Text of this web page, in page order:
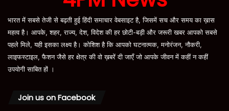
भारत में सबसे तेजी से बढ़ती हुई हिंदी समाचार वेबसाइट है, जिसमें सच और समय का ख़ास
महत्व है। आपके, शहर, राज्य, देश, विदेश की हर छोटी-बड़ी और जरूरी खबर आपको सबसे
पहले मिले, यही इसका लक्ष्य है। कोशिश है कि आपको घटनात्मक, मनोरंजन, नौकरी,
लाइफस्टाइल, फैशन जैसे हर क्षेत्र की वो ख़बरें दी जाएँ जो आपके जीवन में कहीं न कहीं
उपयोगी साबित हों ।
Join us on Facebook